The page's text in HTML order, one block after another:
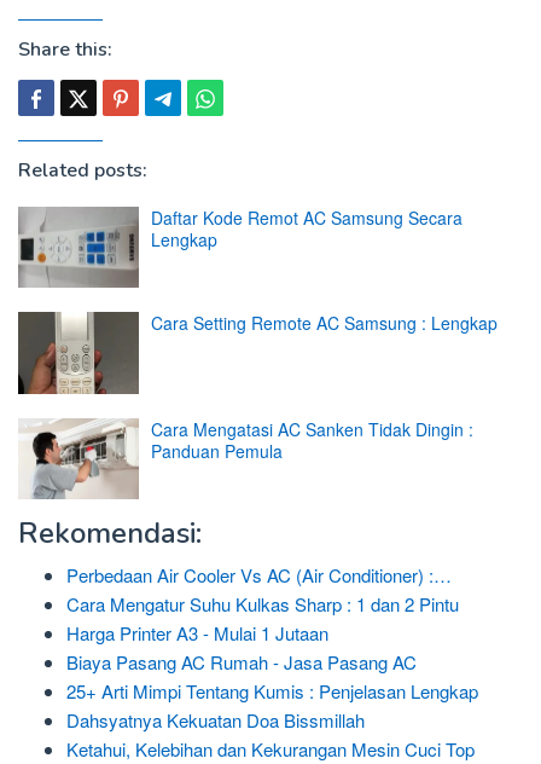
Share this:
Related posts:
Daftar Kode Remot AC Samsung Secara
Lengkap
Cara Setting Remote AC Samsung : Lengkap
Cara Mengatasi AC Sanken Tidak Dingin :
Panduan Pemula
Rekomendasi:
Perbedaan Air Cooler Vs AC (Air Conditioner) :…
Cara Mengatur Suhu Kulkas Sharp : 1 dan 2 Pintu
Harga Printer A3 - Mulai 1 Jutaan
Biaya Pasang AC Rumah - Jasa Pasang AC
25+ Arti Mimpi Tentang Kumis : Penjelasan Lengkap
Dahsyatnya Kekuatan Doa Bissmillah
Ketahui, Kelebihan dan Kekurangan Mesin Cuci Top